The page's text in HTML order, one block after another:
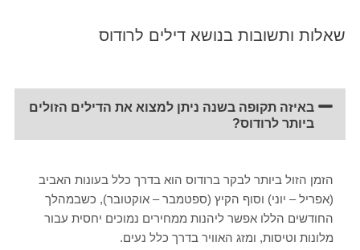
שאלות ותשובות בנושא דילים לרודוס
באיזה תקופה בשנה ניתן למצוא את הדילים הזולים
ביותר לרודוס?
הזמן הזול ביותר לבקר ברודוס הוא בדרך כלל בעונות האביב
(אפריל – יוני) וסוף הקיץ (ספטמבר – אוקטובר), כשבמהלך
החודשים הללו אפשר ליהנות ממחירים נמוכים יחסית עבור
מלונות וטיסות, ומזג האוויר בדרך כלל נעים.